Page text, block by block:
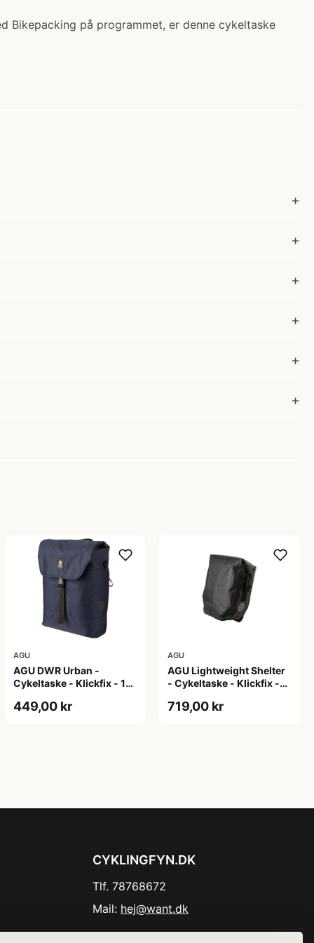
Bikepacking på programmet, er denne cykeltaske
AGU
AGU DWR Urban -
Cykeltaske - Klickfix - 17L
449,00 kr
AGU
AGU Lightweight Shelter
- Cykeltaske - Klickfix -
719,00 kr
CYKLINGFYN.DK
Tlf. 78768672
Mail: hej@want.dk